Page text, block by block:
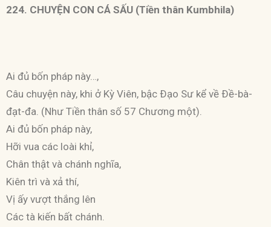
224. CHUYỆN CON CÁ SẤU (Tiền thân Kumbhila)
Ai đủ bốn pháp này…,
Câu chuyện này, khi ở Kỳ Viên, bậc Ðạo Sư kể về Ðề-bà-
đạt-đa. (Như Tiền thân số 57 Chương một).
Ai đủ bốn pháp này,
Hỡi vua các loài khỉ,
Chân thật và chánh nghĩa,
Kiên trì và xả thí,
Vị ấy vượt thắng lên
Các tà kiến bất chánh.